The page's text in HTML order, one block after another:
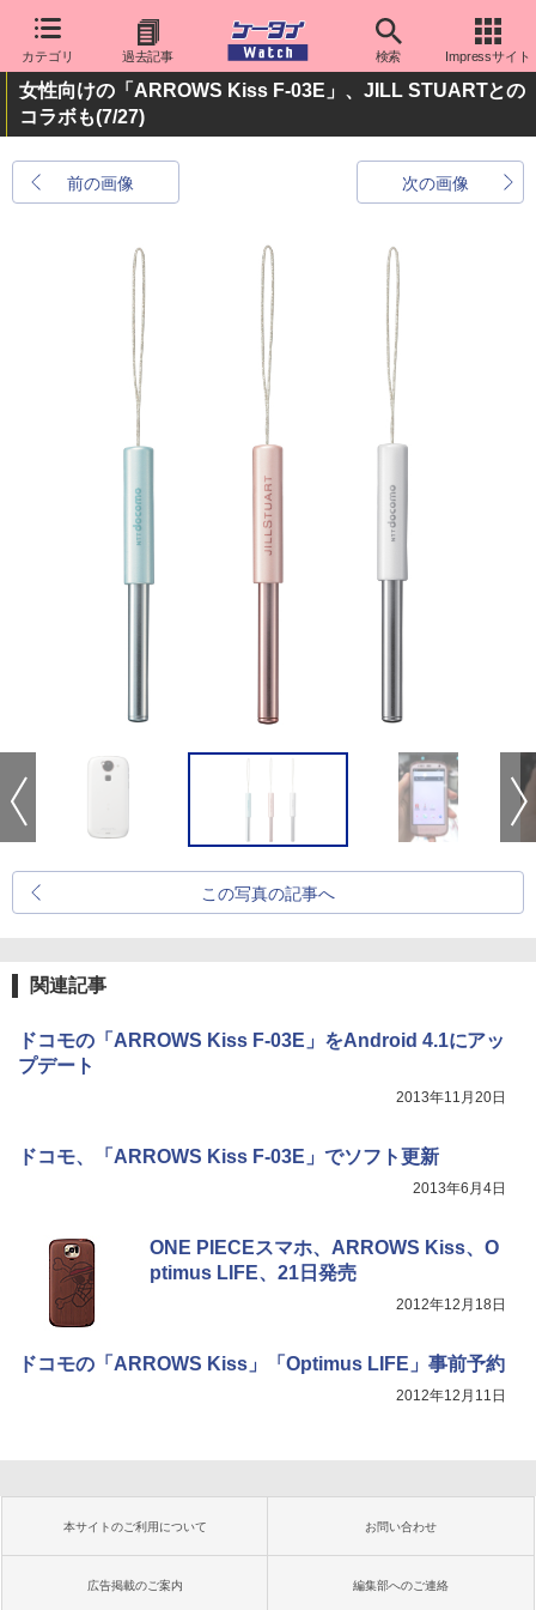
カテゴリ 過去記事 検索 Impressサイト
女性向けの「ARROWS Kiss F-03E」、JILL STUARTとの
コラボも(7/27)
前の画像 次の画像
この写真の記事へ
関連記事
ドコモの「ARROWS Kiss F-03E」をAndroid 4.1にアッ
プデート
2013年11月20日
ドコモ、「ARROWS Kiss F-03E」でソフト更新
2013年6月4日
ONE PIECEスマホ、ARROWS Kiss、O
ptimus LIFE、21日発売
2012年12月18日
ドコモの「ARROWS Kiss」「Optimus LIFE」事前予約
2012年12月11日
本サイトのご利用について お問い合わせ
広告掲載のご案内 編集部へのご連絡